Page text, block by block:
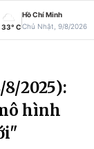
33° C
Hồ Chí Minh
Chủ Nhật, 9/8/2026
2025):
hình